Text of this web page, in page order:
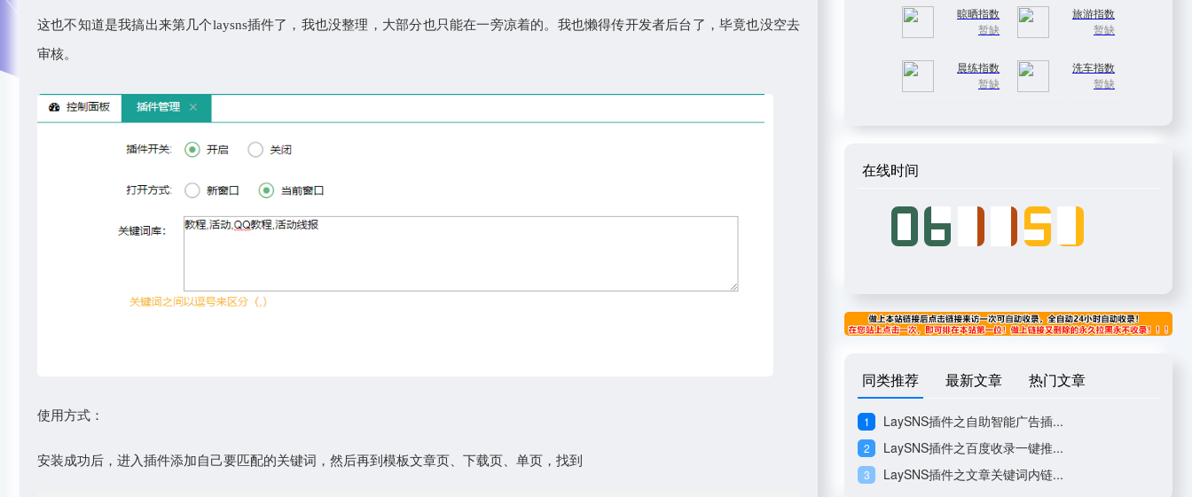
这也不知道是我搞出来第几个laysns插件了，我也没整理，大部分也只能在一旁凉着的。我也懒得传开发者后台了，毕竟也没空去
审核。
使用方式：
安装成功后，进入插件添加自己要匹配的关键词，然后再到模板文章页、下载页、单页，找到
在线时间
同类推荐 最新文章 热门文章
1 LaySNS插件之自助智能广告插...
2 LaySNS插件之百度收录一键推...
3 LaySNS插件之文章关键词内链...